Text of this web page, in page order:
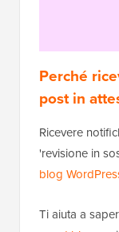
Perché
post in
Ricevere
'revisione in
blog
Ti aiuta a